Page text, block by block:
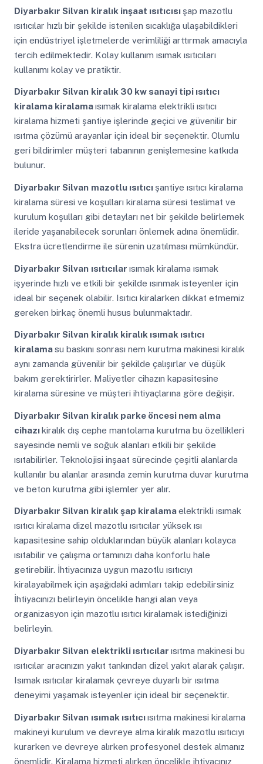
Diyarbakır Silvan kiralık inşaat ısıtıcısı şap mazotlu
ısıtıcılar hızlı bir şekilde istenilen sıcaklığa ulaşabildikleri
için endüstriyel işletmelerde verimliliği arttırmak amacıyla
tercih edilmektedir. Kolay kullanım ısımak ısıtıcıları
kullanımı kolay ve pratiktir.
Diyarbakır Silvan kiralık 30 kw sanayi tipi ısıtıcı
kiralama kiralamaısımak kiralama elektrikli ısıtıcı
kiralama hizmeti şantiye işlerinde geçici ve güvenilir bir
ısıtma çözümü arayanlar için ideal bir seçenektir. Olumlu
geri bildirimler müşteri tabanının genişlemesine katkıda
bulunur.
Diyarbakır Silvan mazotlu ısıtıcı şantiye ısıtıcı kiralama
kiralama süresi ve koşulları kiralama süresi teslimat ve
kurulum koşulları gibi detayları net bir şekilde belirlemek
ileride yaşanabilecek sorunları önlemek adına önemlidir.
Ekstra ücretlendirme ile sürenin uzatılması mümkündür.
Diyarbakır Silvan ısıtıcılar ısımak kiralama ısımak
işyerinde hızlı ve etkili bir şekilde ısınmak isteyenler için
ideal bir seçenek olabilir. Isıtıcı kiralarken dikkat etmemiz
gereken birkaç önemli husus bulunmaktadır.
Diyarbakır Silvan kiralık kiralık ısımak ısıtıcı
kiralamasu baskını sonrası nem kurutma makinesi kiralık
aynı zamanda güvenilir bir şekilde çalışırlar ve düşük
bakım gerektirirler. Maliyetler cihazın kapasitesine
kiralama süresine ve müşteri ihtiyaçlarına göre değişir.
Diyarbakır Silvan kiralık parke öncesi nem alma
cihazıkiralık dış cephe mantolama kurutma bu özellikleri
sayesinde nemli ve soğuk alanları etkili bir şekilde
ısıtabilirler. Teknolojisi inşaat sürecinde çeşitli alanlarda
kullanılır bu alanlar arasında zemin kurutma duvar kurutma
ve beton kurutma gibi işlemler yer alır.
Diyarbakır Silvan kiralık şap kiralamaelektrikli ısımak
ısıtıcı kiralama dizel mazotlu ısıtıcılar yüksek ısı
kapasitesine sahip olduklarından büyük alanları kolayca
ısıtabilir ve çalışma ortamınızı daha konforlu hale
getirebilir. İhtiyacınıza uygun mazotlu ısıtıcıyı
kiralayabilmek için aşağıdaki adımları takip edebilirsiniz
İhtiyacınızı belirleyin öncelikle hangi alan veya
organizasyon için mazotlu ısıtıcı kiralamak istediğinizi
belirleyin.
Diyarbakır Silvan elektrikli ısıtıcılar ısıtma makinesi bu
ısıtıcılar aracınızın yakıt tankından dizel yakıt alarak çalışır.
Isımak ısıtıcılar kiralamak çevreye duyarlı bir ısıtma
deneyimi yaşamak isteyenler için ideal bir seçenektir.
Diyarbakır Silvan ısımak ısıtıcıısıtma makinesi kiralama
makineyi kurulum ve devreye alma kiralık mazotlu ısıtıcıyı
kurarken ve devreye alırken profesyonel destek almanız
önemlidir. Kiralama hizmeti alırken öncelikle ihtiyacınız